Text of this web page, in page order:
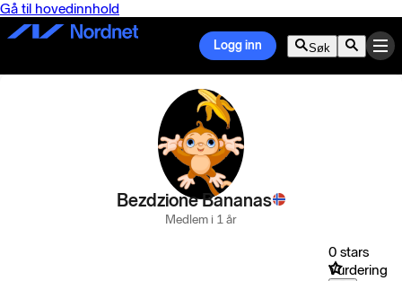
Gå til hovedinnhold
Logg inn Søk
Bezdzione Bananas
Medlem i 1 år
0 stars
Vurdering